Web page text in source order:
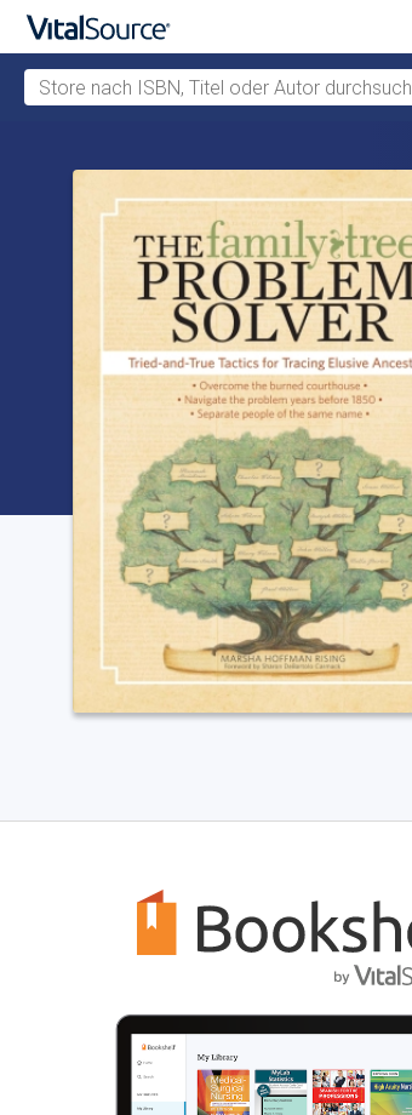
Store nach ISBN, Titel oder Autor durchsuchen